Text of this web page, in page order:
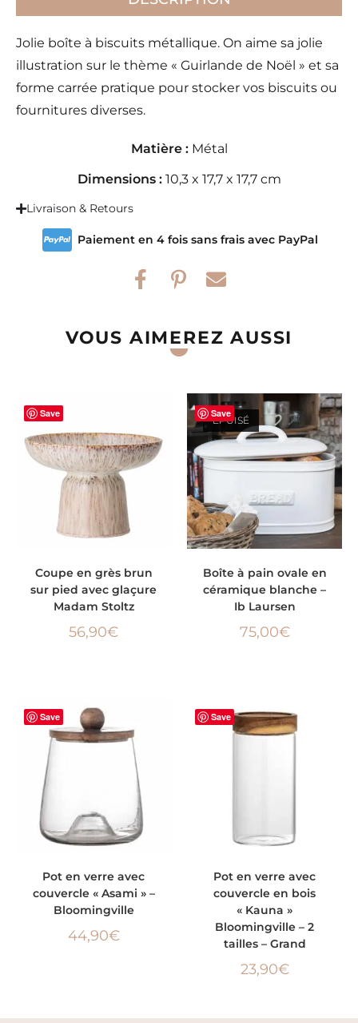
Jolie boîte à biscuits métallique. On aime sa jolie
illustration sur le thème « Guirlande de Noël » et sa
forme carrée pratique pour stocker vos biscuits ou
fournitures diverses.
Matière :Métal
Dimensions :10,3 x 17,7 x 17,7 cm
Livraison & Retours
Paiement en 4 fois sans frais avec PayPal
VOUS AIMEREZ AUSSI
Save
Coupe en grès brun
sur pied avec glaçure
Madam Stoltz
56,90€
Save
ÉPUISÉ
Boîte à pain ovale en
céramique blanche –
Ib Laursen
75,00€
Save
Pot en verre avec
couvercle « Asami » –
Bloomingville
44,90€
Save
Pot en verre avec
couvercle en bois
« Kauna »
Bloomingville – 2
tailles – Grand
23,90€